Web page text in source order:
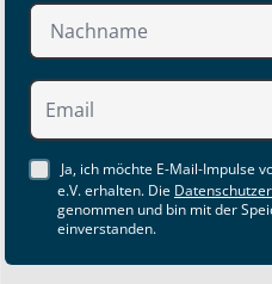
Ja, ich möchte E-Mail-Impulse
e.V. erhalten. Die
genommen und bin mit der
einverstanden.